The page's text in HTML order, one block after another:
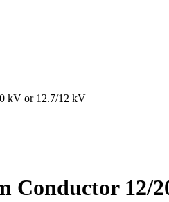
kV or 12.7/12 kV
12/